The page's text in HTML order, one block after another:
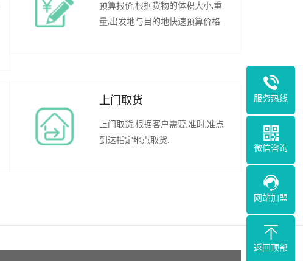
预算报价,根据货物的体积大小,重
量,出发地与目的地快速预算价格.
上门取货
上门取货,根据客户需要,准时,准点
到达指定地点取货.
服务热线
微信咨询
网站加盟
返回顶部